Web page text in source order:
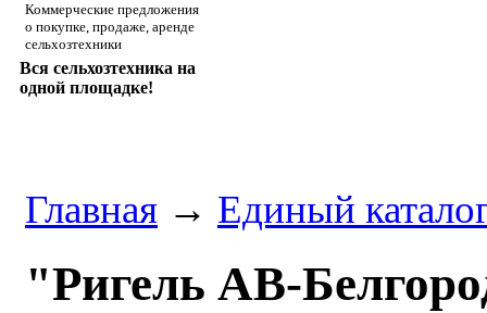
Коммерческие предложения
о покупке, продаже, аренде
сельхозтехники
Вся сельхозтехника на
одной площадке!
Главная → Единый
"Ригель АВ-